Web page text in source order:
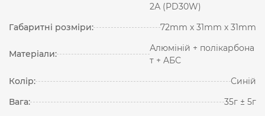
2А (PD30W)
Габаритні розміри:
72mm х 31mm х 31mm
Матеріали:
Алюміній + полікарбона
т + AБС
Колір:
Синій
Вага:
35г ± 5г